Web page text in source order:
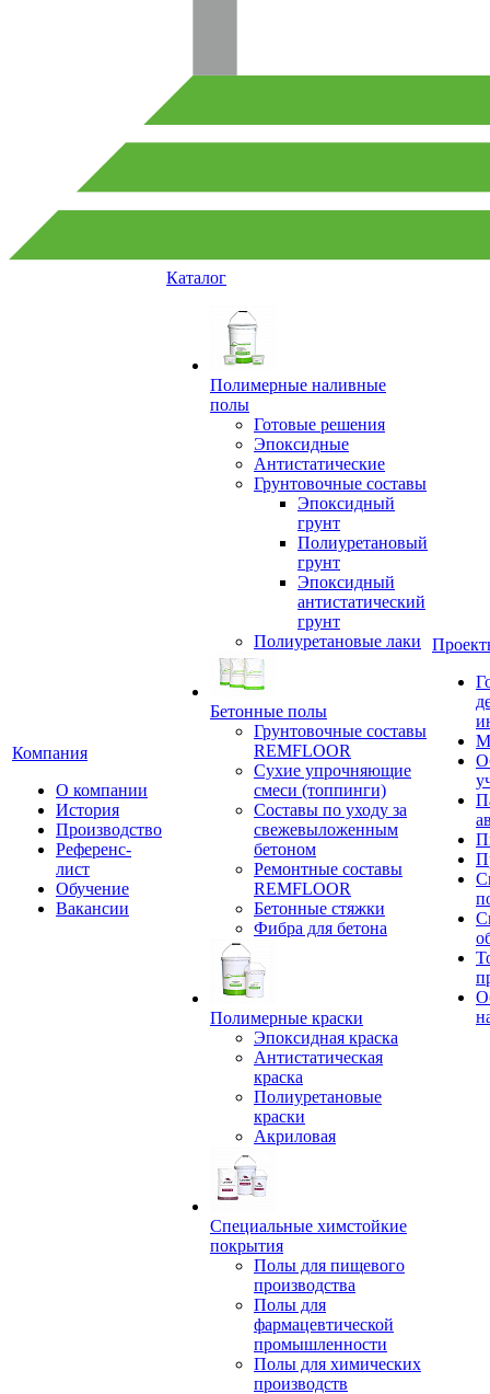
Компания
О компании
История
Производство
Референс-
лист
Обучение
Вакансии
Каталог
Полимерные наливные
полы
Готовые решения
Эпоксидные
Антистатические
Грунтовочные составы
Эпоксидный
грунт
Полиуретановый
грунт
Эпоксидный
антистатический
грунт
Полиуретановые лаки
Бетонные полы
Грунтовочные составы
REMFLOOR
Сухие упрочняющие
смеси (топпинги)
Составы по уходу за
свежевыложенным
бетоном
Ремонтные составы
REMFLOOR
Бетонные стяжки
Фибра для бетона
Полимерные краски
Эпоксидная краска
Антистатическая
краска
Полиуретановые
краски
Акриловая
Специальные химстойкие
покрытия
Полы для пищевого
производства
Полы для
фармацевтической
промышленности
Полы для химических
производств